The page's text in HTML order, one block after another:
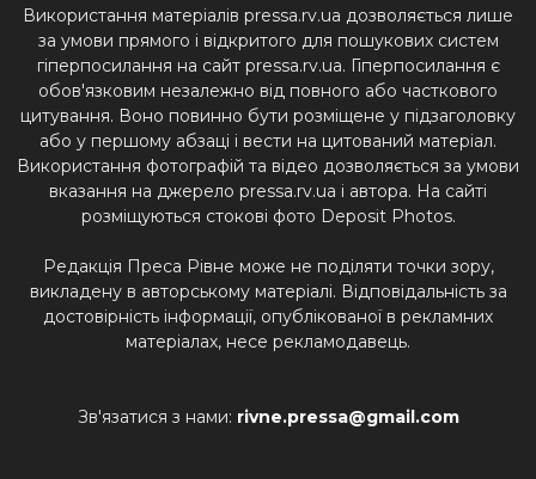
Використання матеріалів pressa.rv.ua дозволяється лише
за умови прямого і відкритого для пошукових систем
гіперпосилання на сайт pressa.rv.ua. Гіперпосилання є
обов'язковим незалежно від повного або часткового
цитування. Воно повинно бути розміщене у підзаголовку
або у першому абзаці і вести на цитований матеріал.
Використання фотографій та відео дозволяється за умови
вказання на джерело pressa.rv.ua і автора. На сайті
розміщуються стокові фото Deposit Photos.
Редакція Преса Рівне може не поділяти точки зору,
викладену в авторському матеріалі. Відповідальність за
достовірність інформації, опублікованої в рекламних
матеріалах, несе рекламодавець.
Зв'язатися з нами: rivne.pressa@gmail.com